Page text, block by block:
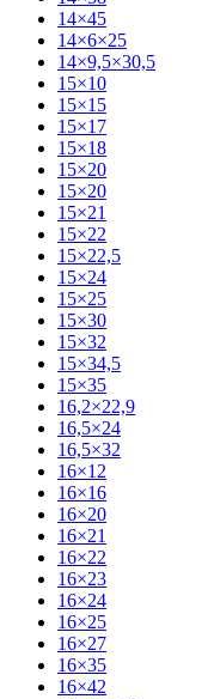
14×45
14×6×25
14×9,5×30,5
15×10
15×15
15×17
15×18
15×20
15×20
15×21
15×22
15×22,5
15×24
15×25
15×30
15×32
15×34,5
15×35
16,2×22,9
16,5×24
16,5×32
16×12
16×16
16×20
16×21
16×22
16×23
16×24
16×25
16×27
16×35
16×42